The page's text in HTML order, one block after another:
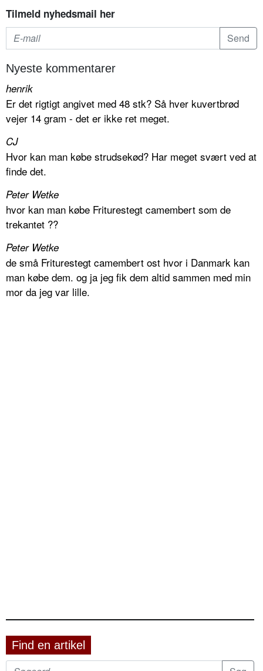
Tilmeld nyhedsmail her
Nyeste kommentarer
henrik
Er det rigtigt angivet med 48 stk? Så hver kuvertbrød
vejer 14 gram - det er ikke ret meget.
CJ
Hvor kan man købe strudsekød? Har meget svært ved at
finde det.
Peter Wetke
hvor kan man købe Friturestegt camembert som de
trekantet ??
Peter Wetke
de små Friturestegt camembert ost hvor i Danmark kan
man købe dem. og ja jeg fik dem altid sammen med min
mor da jeg var lille.
Find en artikel